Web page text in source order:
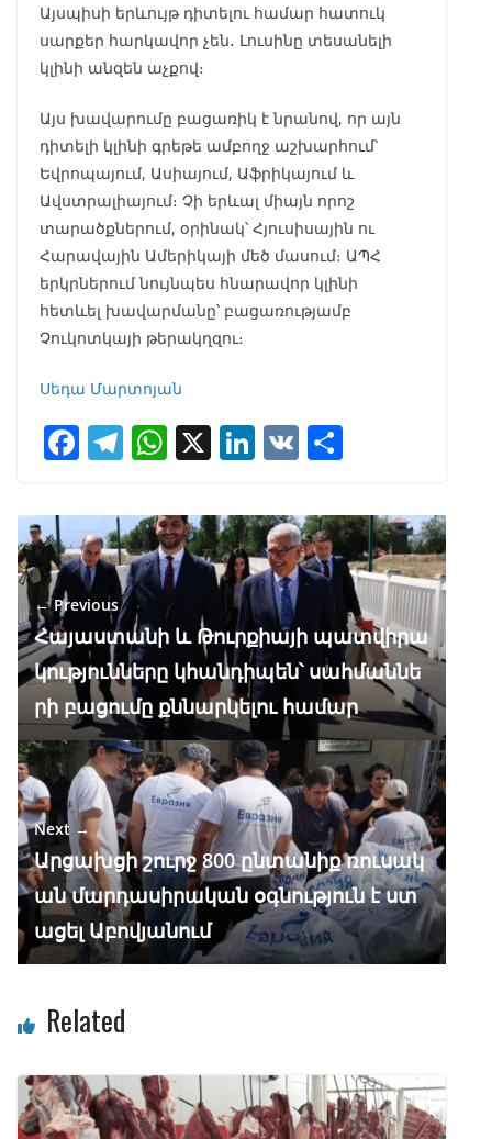
Այսպիսի երևույթ դիտելու համար հատուկ
սարքեր հարկավոր չեն․ Լուսինը տեսանելի
կլինի անզեն աչքով։
Այս խավարումը բացառիկ է նրանով, որ այն
դիտելի կլինի գրեթե ամբողջ աշխարհում՝
Եվրոպայում, Ասիայում, Աֆրիկայում և
Ավստրալիայում։ Չի երևալ միայն որոշ
տարածքներում, օրինակ՝ Հյուսիսային ու
Հարավային Ամերիկայի մեծ մասում։ ԱՊՀ
երկրներում նույնպես հնարավոր կլինի
հետևել խավարմանը՝ բացառությամբ
Չուկոտկայի թերակղզու։
Սեդա Մարտոյան
F
e
b
o
o
k
T
e
gr
a
m
W
at
s
A
p
p
X Li
k
e
dI
n
V
ar
e
← Previous
Հայաստանի և Թուրքիայի պատվիրա
կությունները կհանդիպեն՝ սահմաննե
րի բացումը քննարկելու համար
Next →
Արցախցի շուրջ 800 ընտանիք ռուսակ
ան մարդասիրական օգնություն է ստ
ացել Աբովյանում
Related